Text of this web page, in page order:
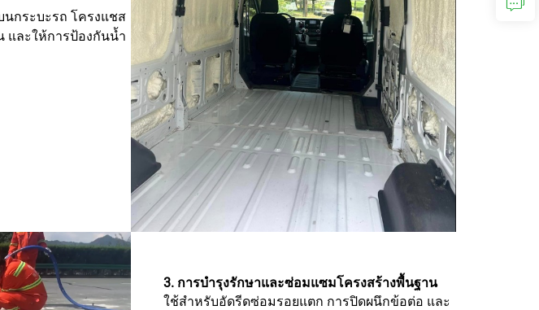
นกระบะรถ โครงแชส
และให้การป้องกันน้ำ
3. การบำรุงรักษาและซ่อมแซมโครงสร้างพื้นฐาน
ใช้สำหรับอัดรีดซ่อมรอยแตก การปิดผนึกข้อต่อ และ